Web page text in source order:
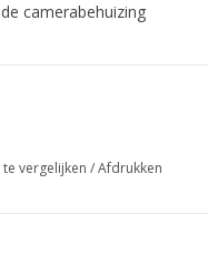
camerabehuizing
vergelijken /Afdrukken